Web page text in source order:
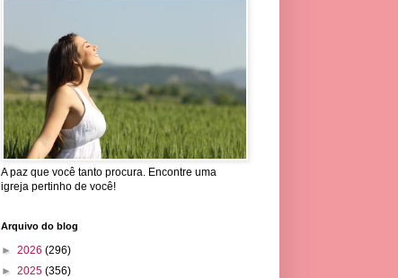
A paz que você tanto procura. Encontre uma
igreja pertinho de você!
Arquivo do blog
► 2026 (296)
► 2025 (356)